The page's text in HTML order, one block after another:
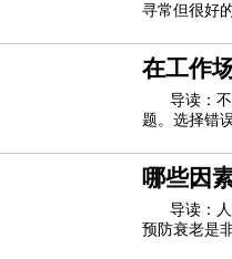
寻常但很好
锁定期间将
肥任务，牛
可以帮助减
在工作
导读：
题。选择错
健康食品的
脏病的风险
致肥胖。必
哪些因
导读：
预防衰老是